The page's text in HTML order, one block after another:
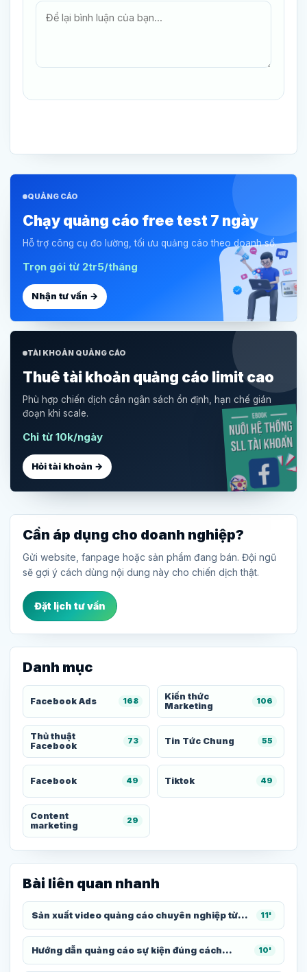
QUẢNG CÁO
Chạy quảng cáo free test 7 ngày
Hỗ trợ công cụ đo lường, tối ưu quảng cáo theo doanh số.
Trọn gói từ 2tr5/tháng
Nhận tư vấn →
TÀI KHOẢN QUẢNG CÁO
Thuê tài khoản quảng cáo limit cao
Phù hợp chiến dịch cần ngân sách ổn định, hạn chế gián
đoạn khi scale.
Chỉ từ 10k/ngày
Hỏi tài khoản →
Cần áp dụng cho doanh nghiệp?
Gửi website, fanpage hoặc sản phẩm đang bán. Đội ngũ
sẽ gợi ý cách dùng nội dung này cho chiến dịch thật.
Đặt lịch tư vấn
Danh mục
Facebook Ads 168
Kiến thức
Marketing
106
Thủ thuật
Facebook
73 Tin Tức Chung 55
Facebook 49 Tiktok 49
Content
marketing
29
Bài liên quan nhanh
Sản xuất video quảng cáo chuyên nghiệp từ... 11'
Hướng dẫn quảng cáo sự kiện đúng cách... 10'